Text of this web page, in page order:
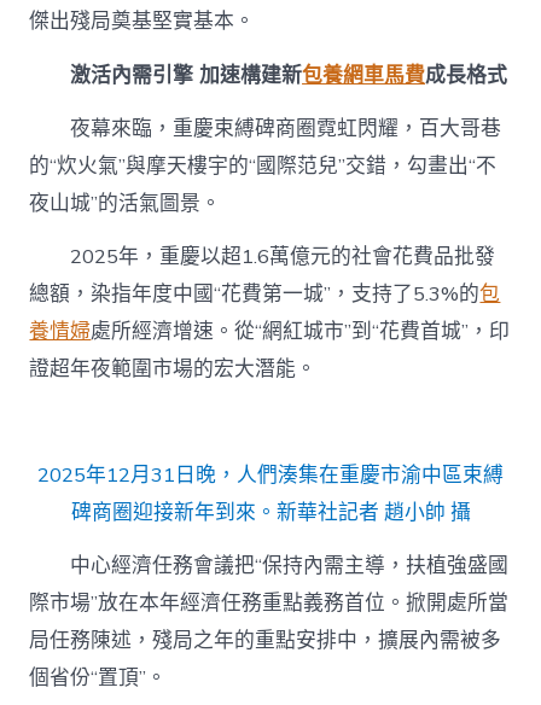
傑出殘局奠基堅實基本。
激活內需引擎 加速構建新包養網車馬費成長格式
夜幕來臨，重慶束縛碑商圈霓虹閃耀，百大哥巷
的“炊火氣”與摩天樓宇的“國際范兒”交錯，勾畫出“不
夜山城”的活氣圖景。
2025年，重慶以超1.6萬億元的社會花費品批發
總額，染指年度中國“花費第一城”，支持了5.3%的包
養情婦處所經濟增速。從“網紅城市”到“花費首城”，印
證超年夜範圍市場的宏大潛能。
2025年12月31日晚，人們湊集在重慶市渝中區束縛
碑商圈迎接新年到來。新華社記者 趙小帥 攝
中心經濟任務會議把“保持內需主導，扶植強盛國
際市場”放在本年經濟任務重點義務首位。掀開處所當
局任務陳述，殘局之年的重點安排中，擴展內需被多
個省份“置頂”。